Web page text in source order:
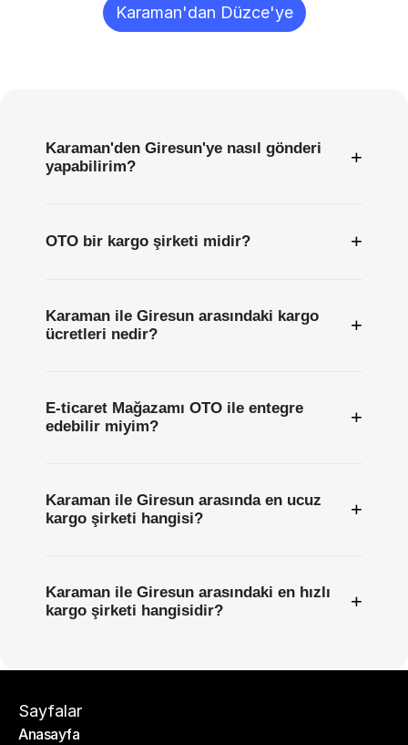
Karaman'dan Düzce'ye
Karaman'den Giresun'ye nasıl gönderi
yapabilirim?
+
OTO bir kargo şirketi midir? +
Karaman ile Giresun arasındaki kargo
ücretleri nedir?
+
E-ticaret Mağazamı OTO ile entegre
edebilir miyim?
+
Karaman ile Giresun arasında en ucuz
kargo şirketi hangisi?
+
Karaman ile Giresun arasındaki en hızlı
kargo şirketi hangisidir?
+
Sayfalar
Anasayfa